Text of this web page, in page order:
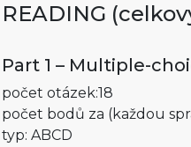
READING
Part 1 – Multiple-
počet otázek:18
počet bodů za (každou
typ: ABCD